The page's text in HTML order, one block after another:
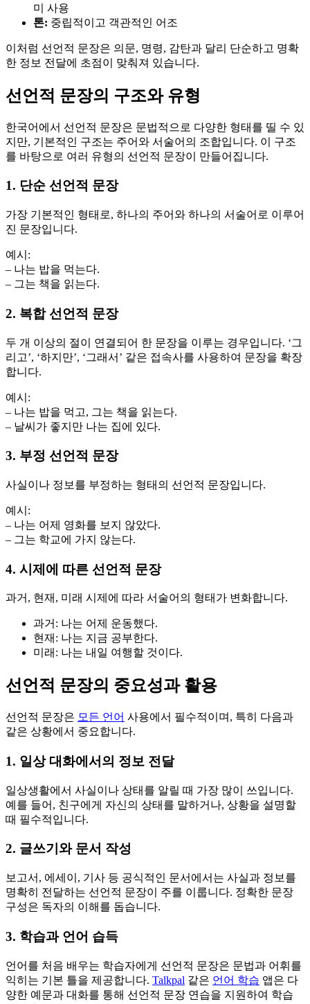
미 사용
톤: 중립적이고 객관적인 어조
이처럼 선언적 문장은 의문, 명령, 감탄과 달리 단순하고 명확
한 정보 전달에 초점이 맞춰져 있습니다.
선언적 문장의 구조와 유형
한국어에서 선언적 문장은 문법적으로 다양한 형태를 띨 수 있
지만, 기본적인 구조는 주어와 서술어의 조합입니다. 이 구조
를 바탕으로 여러 유형의 선언적 문장이 만들어집니다.
1. 단순 선언적 문장
가장 기본적인 형태로, 하나의 주어와 하나의 서술어로 이루어
진 문장입니다.
예시:
– 나는 밥을 먹는다.
– 그는 책을 읽는다.
2. 복합 선언적 문장
두 개 이상의 절이 연결되어 한 문장을 이루는 경우입니다. ‘그
리고’, ‘하지만’, ‘그래서’ 같은 접속사를 사용하여 문장을 확장
합니다.
예시:
– 나는 밥을 먹고, 그는 책을 읽는다.
– 날씨가 좋지만 나는 집에 있다.
3. 부정 선언적 문장
사실이나 정보를 부정하는 형태의 선언적 문장입니다.
예시:
– 나는 어제 영화를 보지 않았다.
– 그는 학교에 가지 않는다.
4. 시제에 따른 선언적 문장
과거, 현재, 미래 시제에 따라 서술어의 형태가 변화합니다.
과거: 나는 어제 운동했다.
현재: 나는 지금 공부한다.
미래: 나는 내일 여행할 것이다.
선언적 문장의 중요성과 활용
선언적 문장은 모든 언어 사용에서 필수적이며, 특히 다음과
같은 상황에서 중요합니다.
1. 일상 대화에서의 정보 전달
일상생활에서 사실이나 상태를 알릴 때 가장 많이 쓰입니다.
예를 들어, 친구에게 자신의 상태를 말하거나, 상황을 설명할
때 필수적입니다.
2. 글쓰기와 문서 작성
보고서, 에세이, 기사 등 공식적인 문서에서는 사실과 정보를
명확히 전달하는 선언적 문장이 주를 이룹니다. 정확한 문장
구성은 독자의 이해를 돕습니다.
3. 학습과 언어 습득
언어를 처음 배우는 학습자에게 선언적 문장은 문법과 어휘를
익히는 기본 틀을 제공합니다. Talkpal 같은 언어 학습 앱은 다
양한 예문과 대화를 통해 선언적 문장 연습을 지원하여 학습